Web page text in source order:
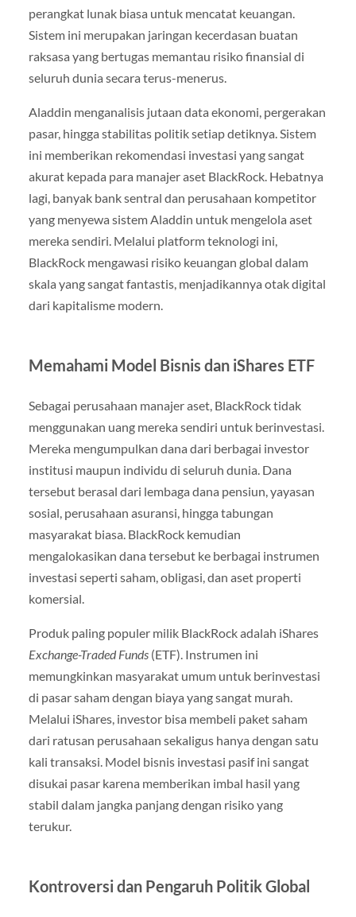
perangkat lunak biasa untuk mencatat keuangan.
Sistem ini merupakan jaringan kecerdasan buatan
raksasa yang bertugas memantau risiko finansial di
seluruh dunia secara terus-menerus.
Aladdin menganalisis jutaan data ekonomi, pergerakan
pasar, hingga stabilitas politik setiap detiknya. Sistem
ini memberikan rekomendasi investasi yang sangat
akurat kepada para manajer aset BlackRock. Hebatnya
lagi, banyak bank sentral dan perusahaan kompetitor
yang menyewa sistem Aladdin untuk mengelola aset
mereka sendiri. Melalui platform teknologi ini,
BlackRock mengawasi risiko keuangan global dalam
skala yang sangat fantastis, menjadikannya otak digital
dari kapitalisme modern.
Memahami Model Bisnis dan iShares ETF
Sebagai perusahaan manajer aset, BlackRock tidak
menggunakan uang mereka sendiri untuk berinvestasi.
Mereka mengumpulkan dana dari berbagai investor
institusi maupun individu di seluruh dunia. Dana
tersebut berasal dari lembaga dana pensiun, yayasan
sosial, perusahaan asuransi, hingga tabungan
masyarakat biasa. BlackRock kemudian
mengalokasikan dana tersebut ke berbagai instrumen
investasi seperti saham, obligasi, dan aset properti
komersial.
Produk paling populer milik BlackRock adalah iShares
Exchange-Traded Funds(ETF). Instrumen ini
memungkinkan masyarakat umum untuk berinvestasi
di pasar saham dengan biaya yang sangat murah.
Melalui iShares, investor bisa membeli paket saham
dari ratusan perusahaan sekaligus hanya dengan satu
kali transaksi. Model bisnis investasi pasif ini sangat
disukai pasar karena memberikan imbal hasil yang
stabil dalam jangka panjang dengan risiko yang
terukur.
Kontroversi dan Pengaruh Politik Global